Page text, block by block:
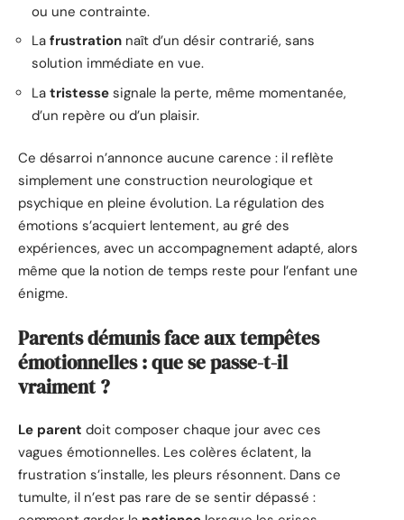
ou une contrainte.
La frustration naît d’un désir contrarié, sans
solution immédiate en vue.
La tristesse signale la perte, même momentanée,
d’un repère ou d’un plaisir.
Ce désarroi n’annonce aucune carence : il reflète
simplement une construction neurologique et
psychique en pleine évolution. La régulation des
émotions s’acquiert lentement, au gré des
expériences, avec un accompagnement adapté, alors
même que la notion de temps reste pour l’enfant une
énigme.
Parents démunis face aux tempêtes
émotionnelles : que se passe-t-il
vraiment ?
Le parent doit composer chaque jour avec ces
vagues émotionnelles. Les colères éclatent, la
frustration s’installe, les pleurs résonnent. Dans ce
tumulte, il n’est pas rare de se sentir dépassé :